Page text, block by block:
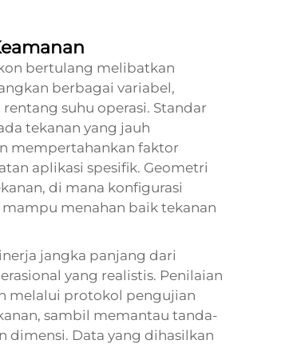
bertulang melibatkan
berbagai variabel,
suhu operasi. Standar
tekanan yang jauh
mempertahankan faktor
aplikasi spesifik. Geometri
di mana konfigurasi
menahan baik tekanan
jangka panjang dari
yang realistis. Penilaian
melalui protokol pengujian
sambil memantau tanda-
dimensi. Data yang dihasilkan